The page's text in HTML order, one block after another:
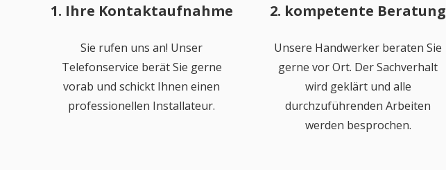
1. Ihre Kontaktaufnahme
Sie rufen uns an! Unser
Telefonservice berät Sie gerne
vorab und schickt Ihnen einen
professionellen Installateur.
2. kompetente Beratung
Unsere Handwerker beraten Sie
gerne vor Ort. Der Sachverhalt
wird geklärt und alle
durchzuführenden Arbeiten
werden besprochen.